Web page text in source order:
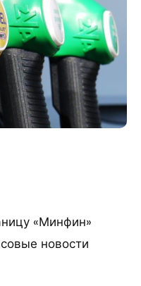
«Минфин»
новости